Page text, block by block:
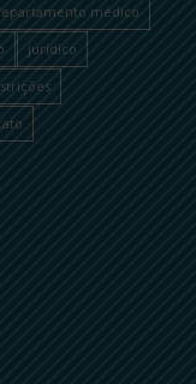
médico
jurídico